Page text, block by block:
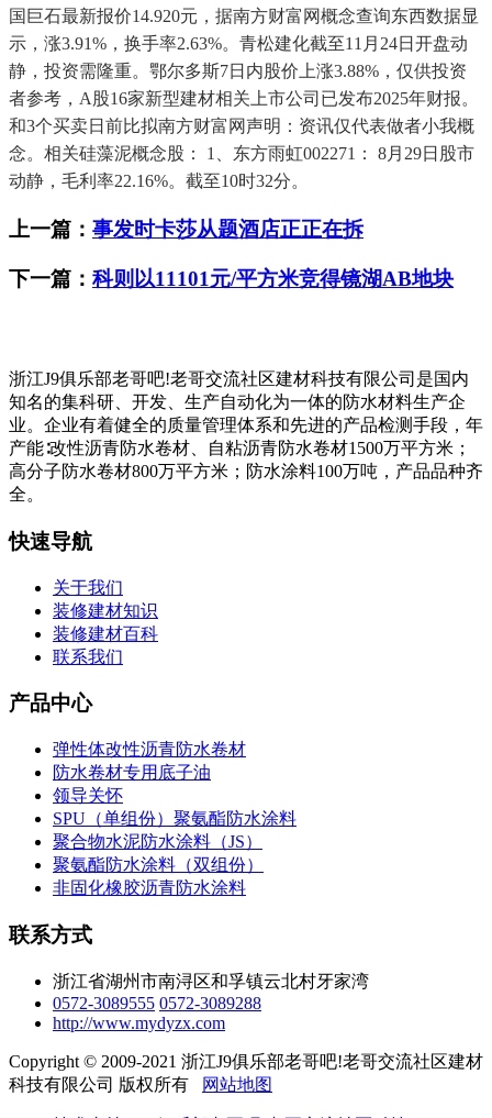
国巨石最新报价14.920元，据南方财富网概念查询东西数据显
示，涨3.91%，换手率2.63%。青松建化截至11月24日开盘动
静，投资需隆重。鄂尔多斯7日内股价上涨3.88%，仅供投资
者参考，A股16家新型建材相关上市公司已发布2025年财报。
和3个买卖日前比拟南方财富网声明：资讯仅代表做者小我概
念。相关硅藻泥概念股： 1、东方雨虹002271： 8月29日股市
动静，毛利率22.16%。截至10时32分。
上一篇： 事发时卡莎从题酒店正正在拆
下一篇： 科则以11101元/平方米竞得镜湖AB地块
浙江J9俱乐部老哥吧!老哥交流社区建材科技有限公司是国内
知名的集科研、开发、生产自动化为一体的防水材料生产企
业。企业有着健全的质量管理体系和先进的产品检测手段，年
产能∶改性沥青防水卷材、自粘沥青防水卷材1500万平方米；
高分子防水卷材800万平方米；防水涂料100万吨，产品品种齐
全。
快速导航
关于我们
装修建材知识
装修建材百科
联系我们
产品中心
弹性体改性沥青防水卷材
防水卷材专用底子油
领导关怀
SPU（单组份）聚氨酯防水涂料
聚合物水泥防水涂料（JS）
聚氨酯防水涂料（双组份）
非固化橡胶沥青防水涂料
联系方式
浙江省湖州市南浔区和孚镇云北村牙家湾
0572-3089555 0572-3089288
http://www.mydyzx.com
Copyright © 2009-2021 浙江J9俱乐部老哥吧!老哥交流社区建材
科技有限公司 版权所有
网站地图